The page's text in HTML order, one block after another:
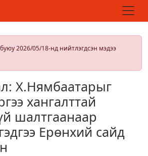
2026/05/18-нд нийтлэгдсэн мэдээ
Х.Нямбаатарыг
хангалттай
шалтгаанаар
Ерөнхий сайд